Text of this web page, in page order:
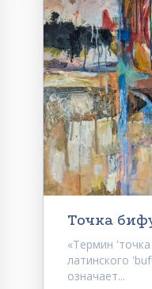
Точка
«Термин
латинского
означает...